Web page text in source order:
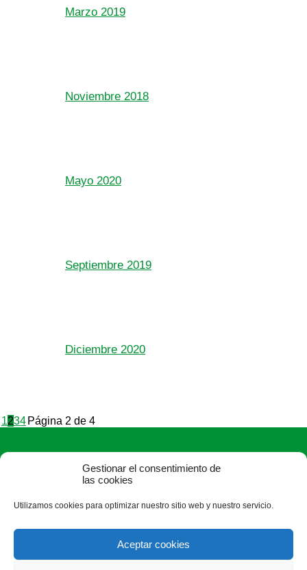
Gestionar el consentimiento de
las cookies
Utilizamos cookies para optimizar nuestro sitio web y nuestro servicio.
Aceptar cookies
Marzo 2019
Noviembre 2018
Mayo 2020
Septiembre 2019
Diciembre 2020
1234 Página 2 de 4
ASAJA León - Jóvenes Agricultores
Paseo Salamanca, 1 bajo - 24009 León - España · Tel.: +34
987 24 52 31 · Fax: +34 987 87 60 12 ·